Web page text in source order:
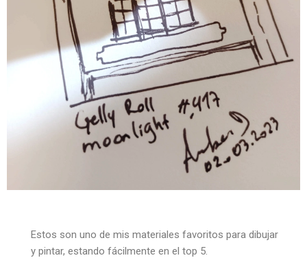
Estos son uno de mis materiales favoritos para dibujar
y pintar, estando fácilmente en el top 5.